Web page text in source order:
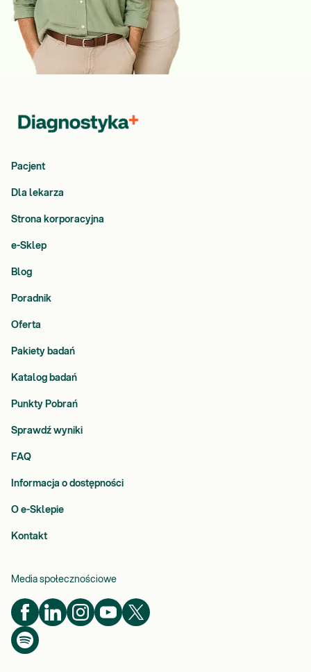
Pacjent
Dla lekarza
Strona korporacyjna
e-Sklep
Blog
Poradnik
Oferta
Pakiety badań
Katalog badań
Punkty Pobrań
Sprawdź wyniki
FAQ
Informacja o dostępności
O e-Sklepie
Kontakt
Media społecznościowe